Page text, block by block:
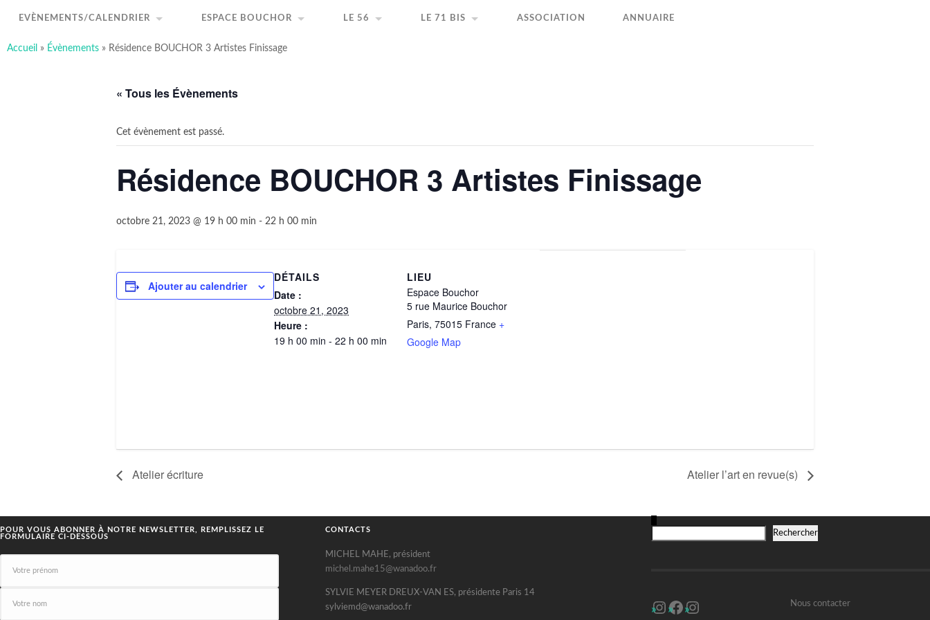
art-sous-x
Association ayant pour but de favoriser et promouvoir la création artistique
EVÈNEMENTS/CALENDRIER ESPACE BOUCHOR LE 56 LE 71 BIS ASSOCIATION ANNUAIRE
Accueil » Évènements » Résidence BOUCHOR 3 Artistes Finissage
« Tous les Évènements
Cet évènement est passé.
Résidence BOUCHOR 3 Artistes Finissage
octobre 21, 2023 @ 19 h 00 min - 22 h 00 min
Ajouter au calendrier
DÉTAILS
Date :
octobre 21, 2023
Heure :
19 h 00 min - 22 h 00 min
LIEU
Espace Bouchor
5 rue Maurice Bouchor
Paris, 75015 France +
Google Map
Atelier écriture Atelier l’art en revue(s)
POUR VOUS ABONNER À NOTRE NEWSLETTER, REMPLISSEZ LE
FORMULAIRE CI-DESSOUS
CONTACTS
MICHEL MAHE, président
michel.mahe15@wanadoo.fr
SYLVIE MEYER DREUX-VAN ES, présidente Paris 14
sylviemd@wanadoo.fr
Rechercher
Instagram Facebook Instagram Nous contacter